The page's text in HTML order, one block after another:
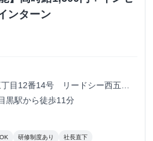
ンターン
目12番14号 リードシー西五反
黒駅から徒歩11分
研修制度あり 社長直下